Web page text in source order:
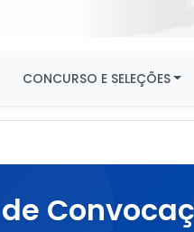
CONCURSO E SELEÇÕES